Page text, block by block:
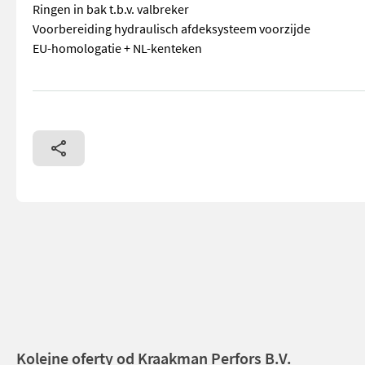
Ringen in bak t.b.v. valbreker
Voorbereiding hydraulisch afdeksysteem voorzijde
EU-homologatie + NL-kenteken
== Overige details (NL) == prijs: Prijs op aanvraag
Kolejne oferty od Kraakman Perfors B.V.